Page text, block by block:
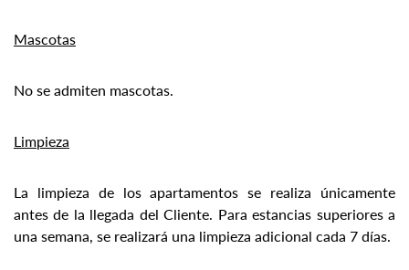
Mascotas
No se admiten mascotas.
Limpieza
La limpieza de los apartamentos se realiza únicamente
antes de la llegada del Cliente. Para estancias superiores a
una semana, se realizará una limpieza adicional cada 7 días.